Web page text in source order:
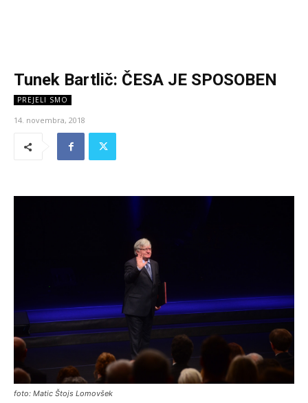
Tunek Bartlič: ČESA JE SPOSOBEN
PREJELI SMO
14. novembra, 2018
foto: Matic Štojs Lomovšek